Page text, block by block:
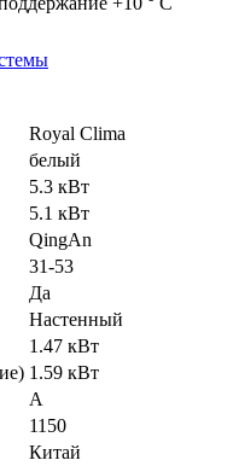
Royal Clima
белый
5.3 кВт
5.1 кВт
QingAn
31-53
Да
Настенный
1.47 кВт
1.59 кВт
A
1150
Китай